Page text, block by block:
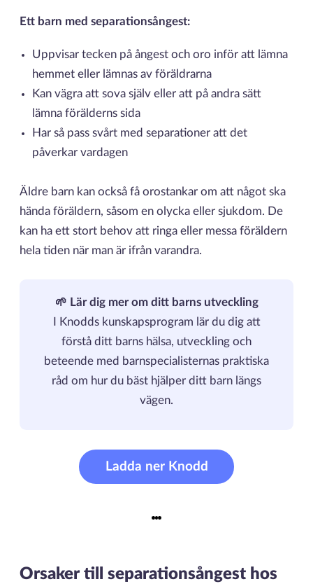
Ett barn med separationsångest:
Uppvisar tecken på ångest och oro inför att lämna
hemmet eller lämnas av föräldrarna
Kan vägra att sova själv eller att på andra sätt
lämna förälderns sida
Har så pass svårt med separationer att det
påverkar vardagen
Äldre barn kan också få orostankar om att något ska
hända föräldern, såsom en olycka eller sjukdom. De
kan ha ett stort behov att ringa eller messa föräldern
hela tiden när man är ifrån varandra.
🌱 Lär dig mer om ditt barns utveckling
I Knodds kunskapsprogram lär du dig att
förstå ditt barns hälsa, utveckling och
beteende med barnspecialisternas praktiska
råd om hur du bäst hjälper ditt barn längs
vägen.
Ladda ner Knodd
Orsaker till separationsångest hos